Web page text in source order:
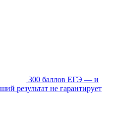
300 баллов ЕГЭ — и
результат не гарантирует